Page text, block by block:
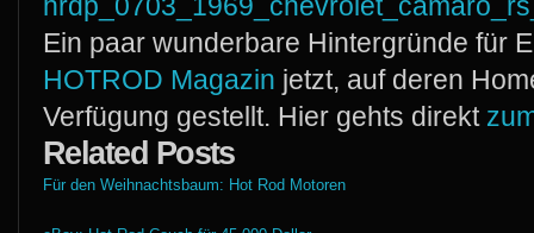
Ein paar wunderbare Hintergründe für
HOTROD Magazin jetzt, auf deren
Verfügung gestellt. Hier gehts direkt
Related Posts
Für den Weihnachtsbaum: Hot Rod Motoren